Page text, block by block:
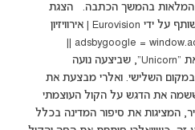
המלאות בהמשך הכתבה. הצגת
(@‏‎euromix.co.il‎‏)‎‏ (adsbygoogle = window.adsbygoogle ||
[]).push({}); ואלרי בחרה לשיר את "Unicorn", שביצעה נועה
2023, בו סיימה במקום השלישי. ואלרי מבצעת את
ששמה את הדגש על הקול העוצמתי
המציגות את סיפור המדינה בכלל